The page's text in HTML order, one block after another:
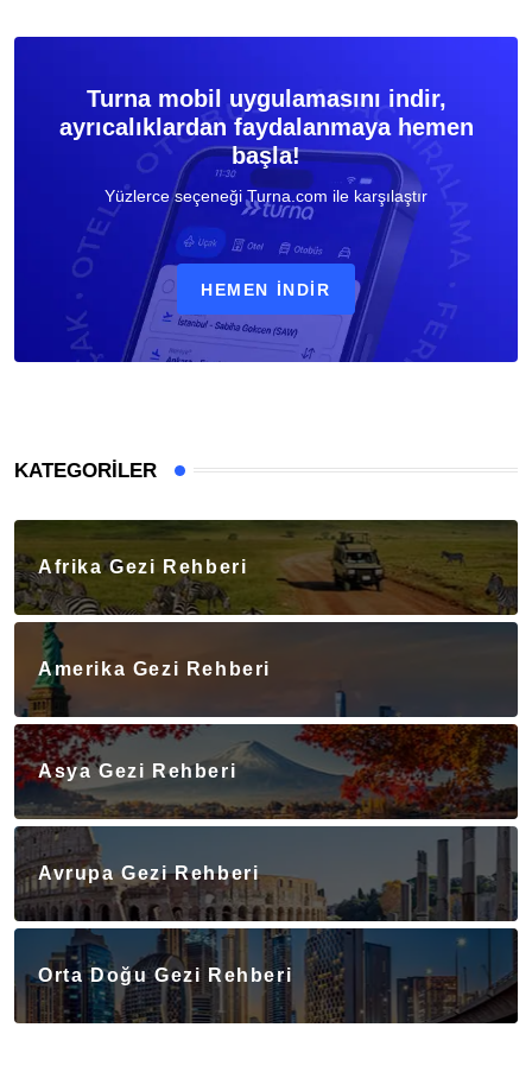
Turna mobil uygulamasını indir,
ayrıcalıklardan faydalanmaya hemen
başla!
Yüzlerce seçeneği Turna.com ile karşılaştır
HEMEN İNDIR
KATEGORILER
Afrika Gezi Rehberi
Amerika Gezi Rehberi
Asya Gezi Rehberi
Avrupa Gezi Rehberi
Orta Doğu Gezi Rehberi